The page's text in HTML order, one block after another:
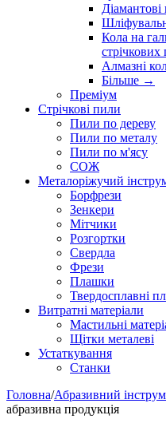
Кола на
стрічкових
Алмазні
Більше →
Преміум
Стрічкові пили
Пили по дереву
Пили по металу
Пили по м'ясу
СОЖ
Металоріжучий
Борфрези
Зенкери
Мітчики
Розгортки
Свердла
Фрези
Плашки
Твердосплавні
Витратні матеріали
Мастильні
Щітки металеві
Устаткування
Станки
Головна/Абразивний
абразивна продукція